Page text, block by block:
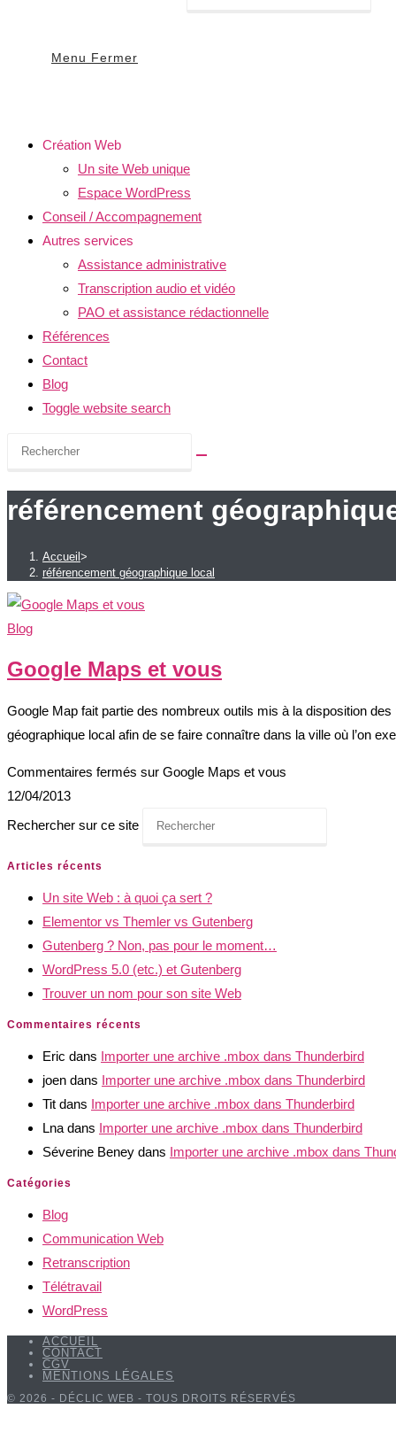
Menu Fermer
Création Web
Un site Web unique
Espace WordPress
Conseil / Accompagnement
Autres services
Assistance administrative
Transcription audio et vidéo
PAO et assistance rédactionnelle
Références
Contact
Blog
Toggle website search
référencement
Accueil >
référencement géographique local
Blog
Google Maps et vous
Google Map fait partie des nombreux outils mis à la disposition
géographique local afin de se faire connaître dans la ville où l’on
Commentaires fermés sur Google Maps et vous
12/04/2013
Rechercher sur ce site
Articles récents
Un site Web : à quoi ça sert ?
Elementor vs Themler vs Gutenberg
Gutenberg ? Non, pas pour le moment…
WordPress 5.0 (etc.) et Gutenberg
Trouver un nom pour son site Web
Commentaires récents
Eric dans Importer une archive .mbox dans Thunderbird
joen dans Importer une archive .mbox dans Thunderbird
Tit dans Importer une archive .mbox dans Thunderbird
Lna dans Importer une archive .mbox dans Thunderbird
Séverine Beney dans Importer une archive .mbox dans
Catégories
Blog
Communication Web
Retranscription
Télétravail
WordPress
ACCUEIL
CONTACT
CGV
MENTIONS LÉGALES
© 2026 - DÉCLIC WEB - TOUS DROITS RÉSERVÉS